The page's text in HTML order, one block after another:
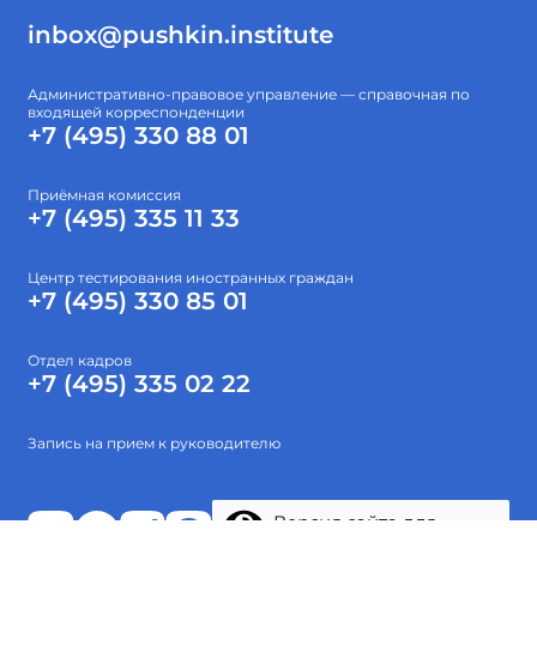
inbox@pushkin.institute
Административно-правовое управление — справочная по
входящей корреспонденции
+7 (495) 330 88 01
Приёмная комиссия
+7 (495) 335 11 33
Центр тестирования иностранных граждан
+7 (495) 330 85 01
Отдел кадров
+7 (495) 335 02 22
Запись на прием к руководителю
Версия сайта для